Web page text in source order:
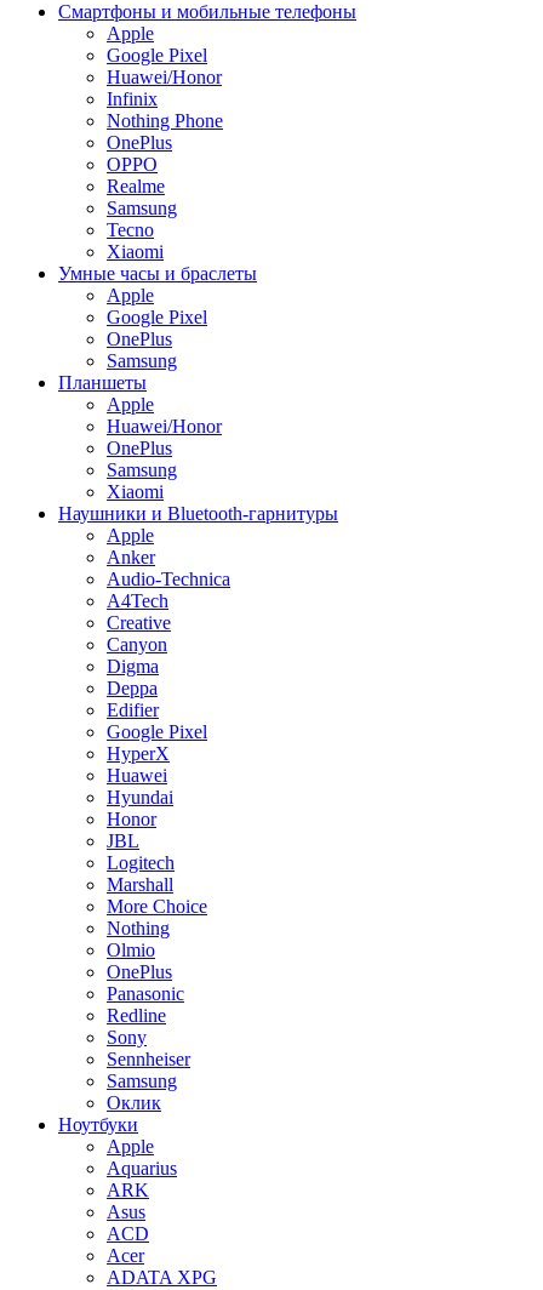
Смартфоны и мобильные телефоны
Apple
Google Pixel
Huawei/Honor
Infinix
Nothing Phone
OnePlus
OPPO
Realme
Samsung
Tecno
Xiaomi
Умные часы и браслеты
Apple
Google Pixel
OnePlus
Samsung
Планшеты
Apple
Huawei/Honor
OnePlus
Samsung
Xiaomi
Наушники и Bluetooth-гарнитуры
Apple
Anker
Audio-Technica
A4Tech
Creative
Canyon
Digma
Deppa
Edifier
Google Pixel
HyperX
Huawei
Hyundai
Honor
JBL
Logitech
Marshall
More Choice
Nothing
Olmio
OnePlus
Panasonic
Redline
Sony
Sennheiser
Samsung
Оклик
Ноутбуки
Apple
Aquarius
ARK
Asus
ACD
Acer
ADATA XPG